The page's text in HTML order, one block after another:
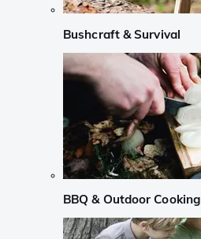
Bushcraft & Survival
BBQ & Outdoor Cooking